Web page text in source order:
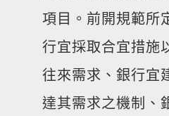
項目。前開規範所
行宜採取合宜措施
往來需求、銀行宜
達其需求之機制、